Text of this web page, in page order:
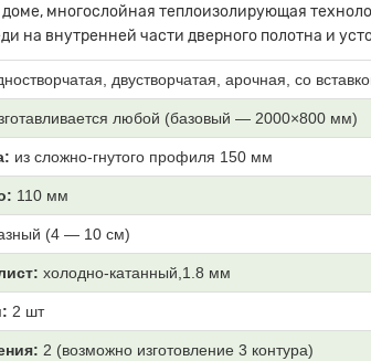
многослойная теплоизолирующая
на внутренней части дверного полотна и
двустворчатая, арочная, со
любой (базовый — 2000×800 мм)
из сложно-гнутого профиля 150 мм
110 мм
(4 — 10 см)
холодно-катанный,1.8 мм
2 шт
2 (возможно изготовление 3 контура)